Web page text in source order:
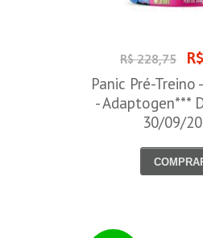
R$ 228,75
Panic Pré-Treino
- Adaptogen***
30/09/